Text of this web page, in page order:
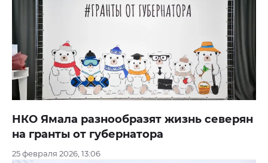
НКО Ямала разнообразят жизнь северян
на гранты от губернатора
25 февраля 2026, 13:06